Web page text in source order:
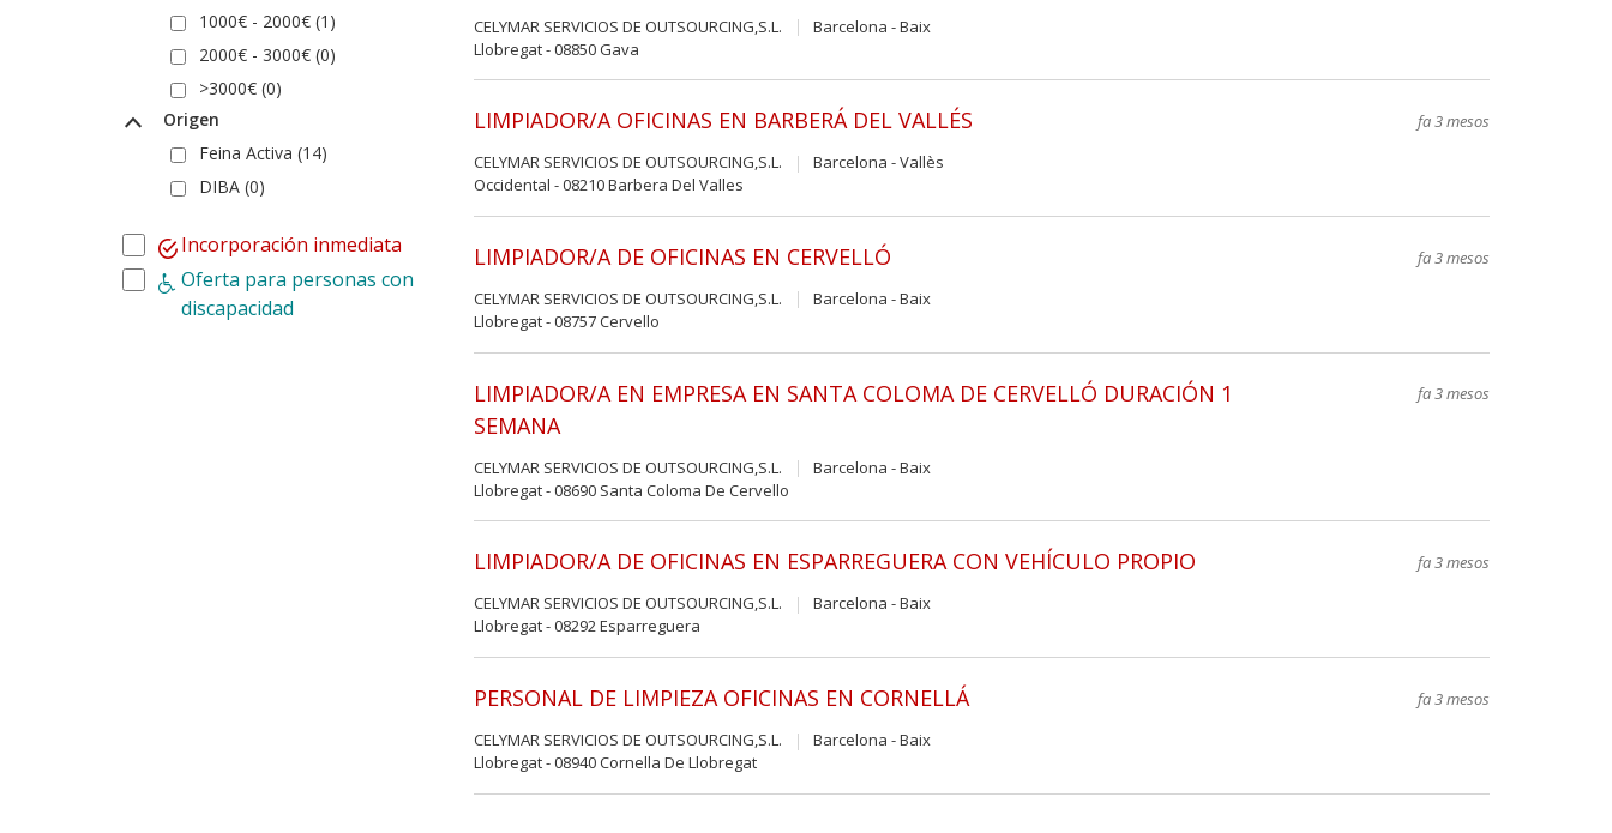
1000€ - 2000€ (1)
2000€ - 3000€ (0)
>3000€ (0)
Origen
Feina Activa (14)
DIBA (0)
Incorporación inmediata
Oferta para personas con
discapacidad
CELYMAR SERVICIOS DE OUTSOURCING,S.L.
Barcelona - Baix
Llobregat - 08850 Gava
LIMPIADOR/A OFICINAS EN BARBERÁ DEL VALLÉS
fa 3 mesos
CELYMAR SERVICIOS DE OUTSOURCING,S.L.
Barcelona - Vallès
Occidental - 08210 Barbera Del Valles
LIMPIADOR/A DE OFICINAS EN CERVELLÓ
fa 3 mesos
CELYMAR SERVICIOS DE OUTSOURCING,S.L.
Barcelona - Baix
Llobregat - 08757 Cervello
LIMPIADOR/A EN EMPRESA EN SANTA COLOMA DE CERVELLÓ DURACIÓN 1
SEMANA
fa 3 mesos
CELYMAR SERVICIOS DE OUTSOURCING,S.L.
Barcelona - Baix
Llobregat - 08690 Santa Coloma De Cervello
LIMPIADOR/A DE OFICINAS EN ESPARREGUERA CON VEHÍCULO PROPIO
fa 3 mesos
CELYMAR SERVICIOS DE OUTSOURCING,S.L.
Barcelona - Baix
Llobregat - 08292 Esparreguera
PERSONAL DE LIMPIEZA OFICINAS EN CORNELLÁ
fa 3 mesos
CELYMAR SERVICIOS DE OUTSOURCING,S.L.
Barcelona - Baix
Llobregat - 08940 Cornella De Llobregat